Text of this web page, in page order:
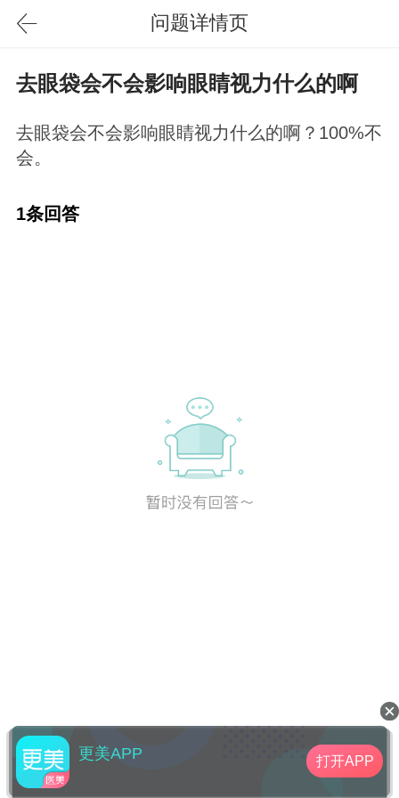
问题详情页
去眼袋会不会影响眼睛视力什么的啊
去眼袋会不会影响眼睛视力什么的啊？100%不
会。
1条回答
更美APP 打开APP